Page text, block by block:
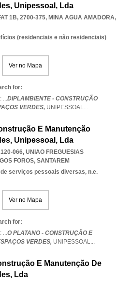
Unipessoal, Lda
1B, 2700-375, MINA AGUA AMADORA,
(residenciais e não residenciais)
Ver no Mapa
for:
...DIPLAMBIENTE - CONSTRUÇÃO
VERDES, UNIPESSOAL...
E Manutenção
Unipessoal, Lda
066, UNIAO FREGUESIAS
FOROS, SANTAREM
serviços pessoais diversas, n.e.
Ver no Mapa
for:
...O PLATANO - CONSTRUÇÃO E
VERDES, UNIPESSOAL...
E Manutenção De
Lda